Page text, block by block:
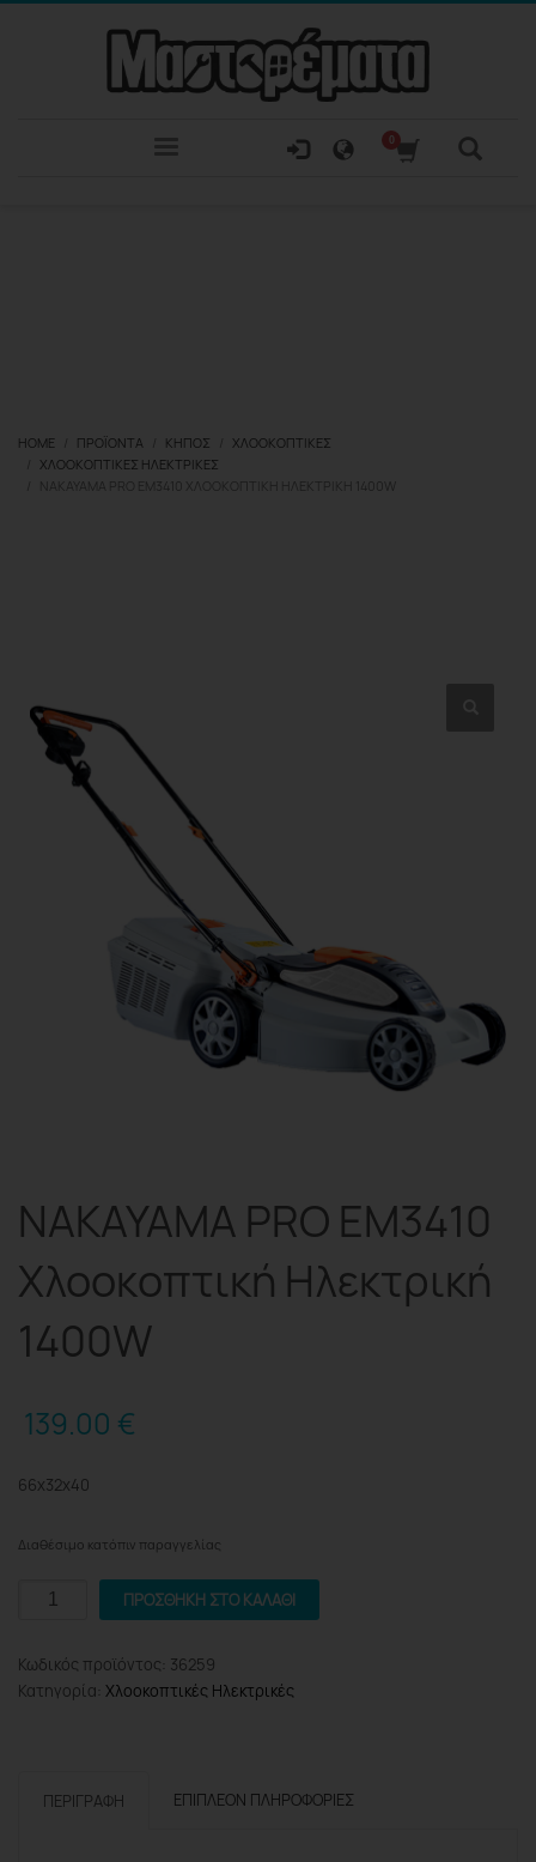
HOME ΠΡΟΪΌΝΤΑ ΚΉΠΟΣ
ΧΛΟΟΚΟΠΤΙΚΈΣ
ΧΛΟΟΚΟΠΤΙΚΈΣ ΗΛΕΚΤΡΙΚΈΣ
NAKAYAMA PRO EM3410 ΧΛΟΟΚΟΠΤΙΚΉ ΗΛΕΚΤΡΙΚΉ 1400W
NAKAYAMA PRO EM3410
Χλοοκοπτική Ηλεκτρική
1400W
139.00 €
66x32x40
Διαθέσιμο κατόπιν παραγγελίας
NAKAYAMA
Χλοοκοπτική
Ηλεκτρική
ΠΡΟΣΘΉΚΗ ΣΤΟ ΚΑΛΆΘΙ
Κωδικός προϊόντος: 36259
Κατηγορία: Χλοοκοπτικές Ηλεκτρικές
ΠΕΡΙΓΡΑΦΉ ΕΠΙΠΛΈΟΝ ΠΛΗΡΟΦΟΡΊΕΣ